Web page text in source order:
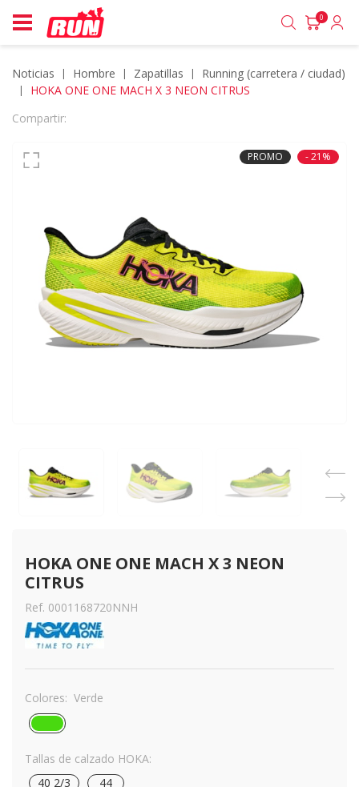
0
Noticias hombre zapatillas
running (carretera / ciudad)
HOKA ONE ONE MACH X 3 NEON CITRUS
Compartir:
PROMO - 21%
HOKA ONE ONE MACH X 3 NEON
CITRUS
Ref. 0001168720NNH
Colores: Verde
Tallas de calzado HOKA:
40 2/3
44